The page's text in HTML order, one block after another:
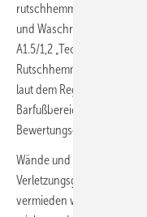
rutschhemmend
und Waschräume muss
A1.5/1,2 „Technische
Rutschhemm-Gruppe R10
laut dem Regelwerk DGUV
Barfußbereiche“ über eine
Bewertungsgruppe „Barfuß
Wände und Stützen
Verletzungsgefahren durch
vermieden werden. Dazu